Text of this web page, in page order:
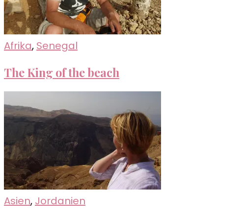
Afrika, Senegal
The King of the beach
Asien, Jordanien